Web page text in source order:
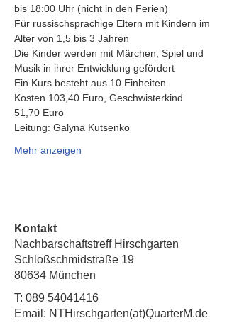
bis 18:00 Uhr (nicht in den Ferien)
Für russischsprachige Eltern mit Kindern im
Alter von 1,5 bis 3 Jahren
Die Kinder werden mit Märchen, Spiel und
Musik in ihrer Entwicklung gefördert
Ein Kurs besteht aus 10 Einheiten
Kosten 103,40 Euro, Geschwisterkind
51,70 Euro
Leitung: Galyna Kutsenko
Mehr anzeigen
Kontakt
Nachbarschaftstreff Hirschgarten
Schloßschmidstraße 19
80634 München
T: 089 54041416
Email: NTHirschgarten(at)QuarterM.de